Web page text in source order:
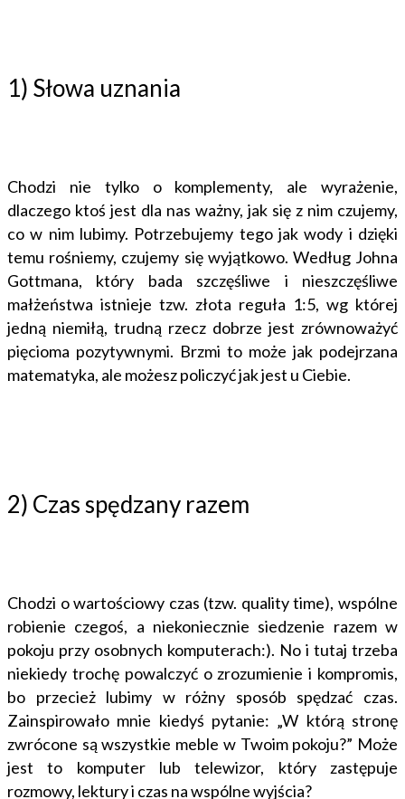
1) Słowa uznania
Chodzi nie tylko o komplementy, ale wyrażenie,
dlaczego ktoś jest dla nas ważny, jak się z nim czujemy,
co w nim lubimy. Potrzebujemy tego jak wody i dzięki
temu rośniemy, czujemy się wyjątkowo. Według Johna
Gottmana, który bada szczęśliwe i nieszczęśliwe
małżeństwa istnieje tzw. złota reguła 1:5, wg której
jedną niemiłą, trudną rzecz dobrze jest zrównoważyć
pięcioma pozytywnymi. Brzmi to może jak podejrzana
matematyka, ale możesz policzyć jak jest u Ciebie.
2) Czas spędzany razem
Chodzi o wartościowy czas (tzw. quality time), wspólne
robienie czegoś, a niekoniecznie siedzenie razem w
pokoju przy osobnych komputerach:). No i tutaj trzeba
niekiedy trochę powalczyć o zrozumienie i kompromis,
bo przecież lubimy w różny sposób spędzać czas.
Zainspirowało mnie kiedyś pytanie: „W którą stronę
zwrócone są wszystkie meble w Twoim pokoju?” Może
jest to komputer lub telewizor, który zastępuje
rozmowy, lektury i czas na wspólne wyjścia?